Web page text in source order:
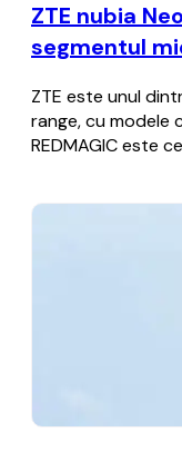
ZTE nubia
segmentul
ZTE este unul
range, cu modele
REDMAGIC este